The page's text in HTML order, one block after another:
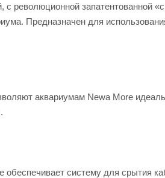
революционной запатентованной
Предназначен для
аквариумам Newa More
систему для срытия